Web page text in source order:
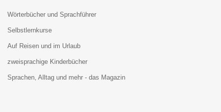
Wörterbücher und Sprachführer
Selbstlernkurse
Auf Reisen und im Urlaub
zweisprachige Kinderbücher
Sprachen, Alltag und mehr - das Magazin